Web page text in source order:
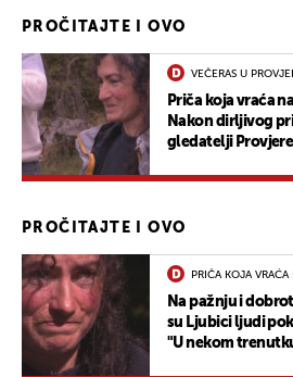
PROČITAJTE I OVO
VEČERAS U
Priča koja vraća
Nakon dirljivog
gledatelji
PROČITAJTE I OVO
PRIČA KOJA VRAĆA
Na pažnju i
su Ljubici ljudi
"U nekom